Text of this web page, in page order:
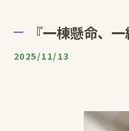
『一棟懸命、一
2025/11/13